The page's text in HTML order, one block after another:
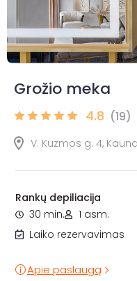
Grožio meka
4.8 (19)
V. Kuzmos g. 4,
Rankų depiliacija
30 min.
1 asm.
Laiko rezervavimas
Apie paslaugą